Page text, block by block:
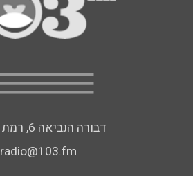
דבורה הנביאה 6, רמת השרון
radio@103.fm